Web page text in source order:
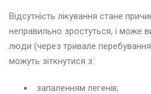
Відсутність лікування стане
неправильно зростуться, і може
люди (через тривале
можуть зіткнутися з:
запаленням легенів;